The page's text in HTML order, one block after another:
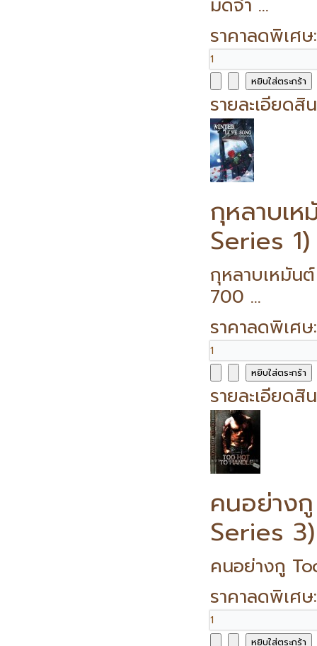
ราคาลดพิเศ
รายละเอียดสิ
กุหลาบเ
Series 1)
กุหลาบเหมั
700 ...
ราคาลดพิเศ
รายละเอียดสิ
คนอย่าง
Series 3)
คนอย่างกู
ราคาลดพิเศ